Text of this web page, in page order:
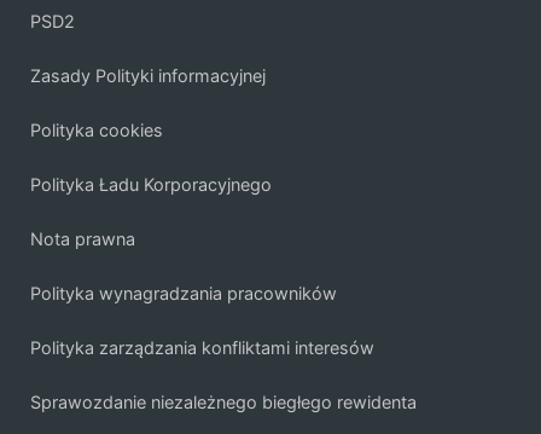
PSD2
Zasady Polityki informacyjnej
Polityka cookies
Polityka Ładu Korporacyjnego
Nota prawna
Polityka wynagradzania pracowników
Polityka zarządzania konfliktami interesów
Sprawozdanie niezależnego biegłego rewidenta